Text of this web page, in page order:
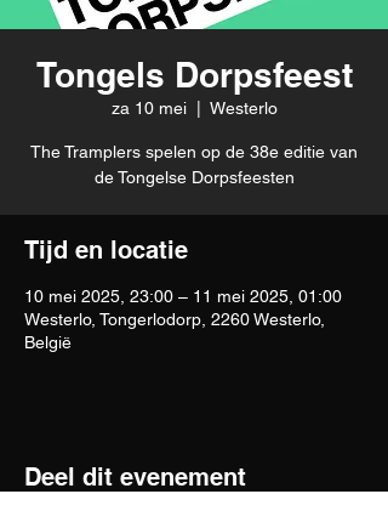
Tongels Dorpsfeest
za 10 mei
  |
Westerlo
The Tramplers spelen op de 38e editie van
de Tongelse Dorpsfeesten
Tijd en locatie
10 mei 2025, 23:00 – 11 mei 2025, 01:00
Westerlo, Tongerlodorp, 2260 Westerlo,
België
Deel dit evenement